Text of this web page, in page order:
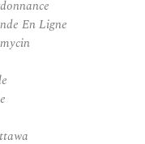
En Ligne